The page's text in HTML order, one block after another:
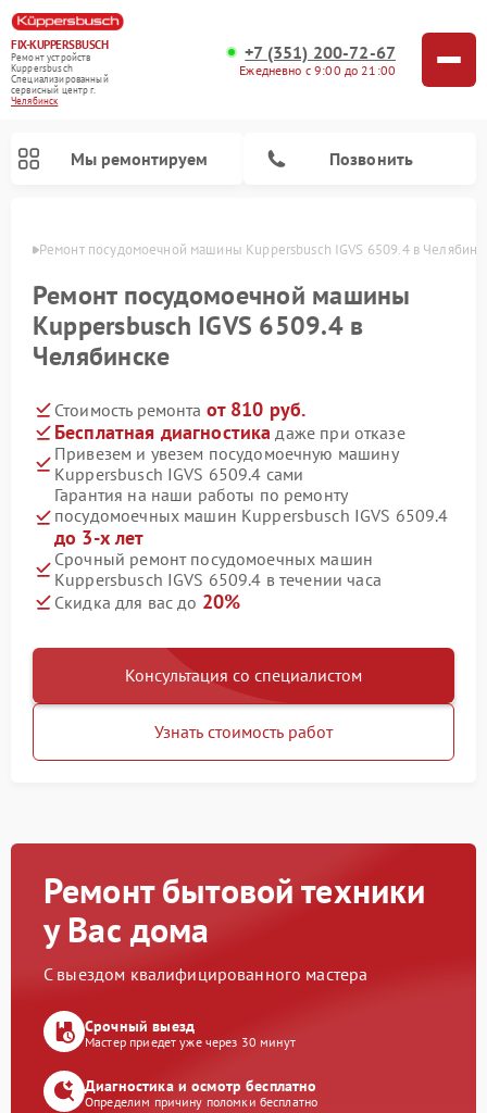
FIX-KUPPERSBUSCH
Ремонт устройств
Kuppersbusch
Специализированный
cервисный центр г.
Челябинск
+7 (351) 200-72-67
Ежедневно с 9:00 до 21:00
Мы ремонтируем Позвонить
Ремонт посудомоечной машины Kuppersbusch IGVS 6509.4 в
Ремонт посудомоечной машины
Kuppersbusch IGVS 6509.4 в
Челябинске
Стоимость ремонта от 810 руб.
Бесплатная диагностика даже при отказе
Привезем и увезем посудомоечную машину
Kuppersbusch IGVS 6509.4 сами
Гарантия на наши работы по ремонту
посудомоечных машин Kuppersbusch IGVS 6509.4
до 3-х лет
Срочный ремонт посудомоечных машин
Kuppersbusch IGVS 6509.4 в течении часа
Скидка для вас до 20%
Консультация со специалистом
Узнать стоимость работ
Ремонт бытовой техники
у Вас дома
С выездом квалифицированного мастера
Срочный выезд
Мастер приедет уже через 30 минут
Диагностика и осмотр бесплатно
Определим причину поломки бесплатно